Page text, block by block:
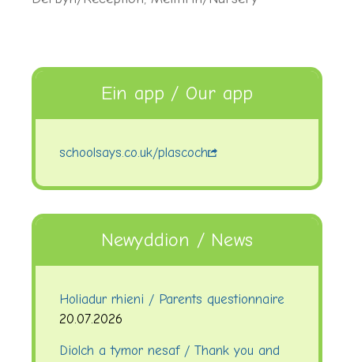
Ein app / Our app
schoolsays.co.uk/plascoch
Newyddion / News
Holiadur rhieni / Parents questionnaire
20.07.2026
Diolch a tymor nesaf / Thank you and